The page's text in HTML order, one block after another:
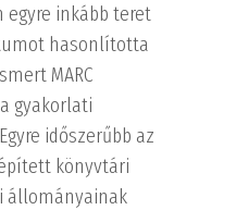
egyre inkább teret
hasonlította
MARC
gyakorlati
időszerűbb az
könyvtári
állományainak